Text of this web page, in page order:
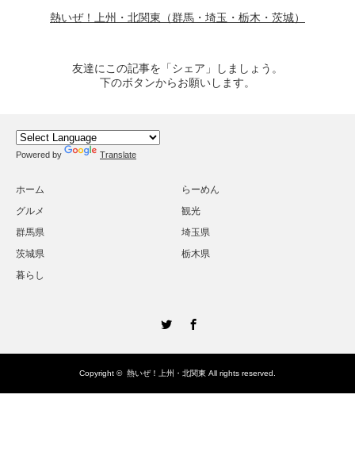
熱いぜ！上州・北関東（群馬・埼玉・栃木・茨城）
友達にこの記事を「シェア」しましょう。
下のボタンからお願いします。
Powered by Translate
ホーム
らーめん
グルメ
観光
群馬県
埼玉県
茨城県
栃木県
暮らし
Copyright © 熱いぜ！上州・北関東 All rights reserved.